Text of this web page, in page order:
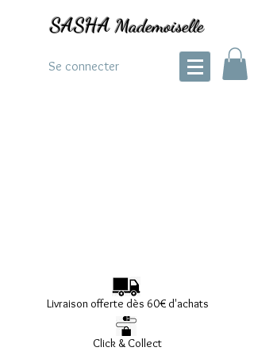
SASHA Mademoiselle
Se connecter
Livraison offerte dès 60€ d'achats
Click & Collect